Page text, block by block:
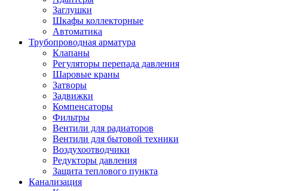
Заглушки
Шкафы коллекторные
Автоматика
Трубопроводная арматура
Клапаны
Регуляторы перепада давления
Шаровые краны
Затворы
Задвижки
Компенсаторы
Фильтры
Вентили для радиаторов
Вентили для бытовой техники
Воздухоотводчики
Редукторы давления
Защита теплового пункта
Канализация